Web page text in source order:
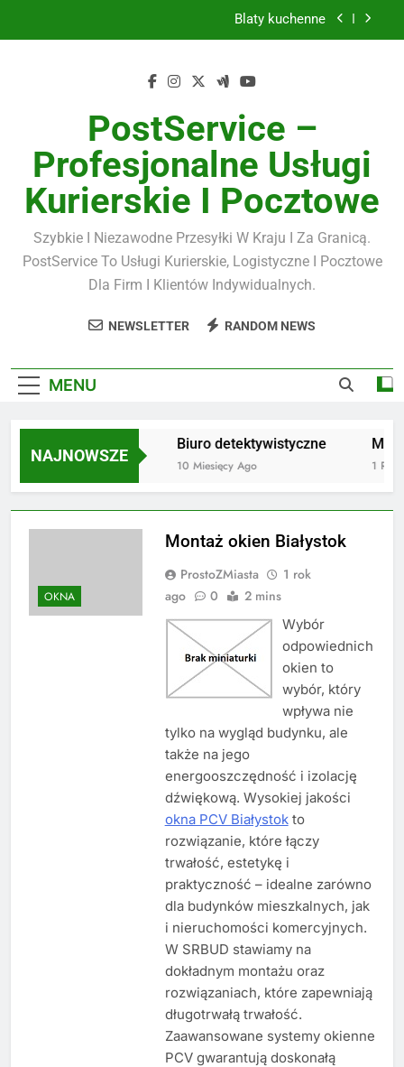
Blaty kuchenne
Suknie na każdą okazję
Blaty kuchenne
Szybka pożyczka online – kiedy opłaca się ją
wybrać?
PostService –
Profesjonalne Usługi
Kurierskie I Pocztowe
Szybkie I Niezawodne Przesyłki W Kraju I Za Granicą.
PostService To Usługi Kurierskie, Logistyczne I Pocztowe
Dla Firm I Klientów Indywidualnych.
NEWSLETTER RANDOM NEWS
MENU
NAJNOWSZE
Miesięcy Ago
Biuro detektywistyczne
10 Miesięcy Ago 1 Rok Ago
OKNA
Montaż okien Białystok
ProstoZMiasta
1 rok
ago
0 2 mins
Wybór
odpowiednich
okien to
wybór, który
wpływa nie
tylko na wygląd budynku, ale
także na jego
energooszczędność i izolację
dźwiękową. Wysokiej jakości
okna PCV Białystokto
rozwiązanie, które łączy
trwałość, estetykę i
praktyczność – idealne zarówno
dla budynków mieszkalnych, jak
i nieruchomości komercyjnych.
W SRBUD stawiamy na
dokładnym montażu oraz
rozwiązaniach, które zapewniają
długotrwałą trwałość.
Zaawansowane systemy okienne
PCV gwarantują doskonałą